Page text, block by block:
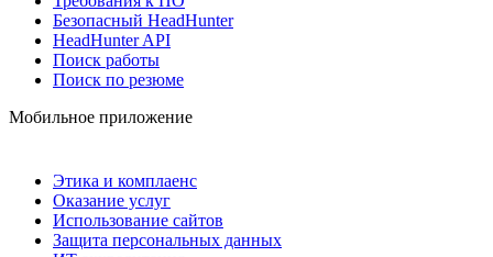
Безопасный HeadHunter
HeadHunter API
Поиск работы
Поиск по резюме
Мобильное приложение
Этика и комплаенс
Оказание услуг
Использование сайтов
Защита персональных данных